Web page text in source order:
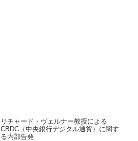
リチャード・ヴェルナー教授による
CBDC（中央銀行デジタル通貨）に関す
る内部告発